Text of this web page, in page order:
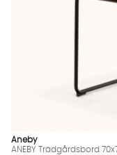
Aneby
ANEBY Trädgårdsbord